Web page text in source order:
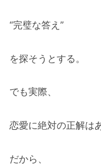
“完璧な答え”
を探そうとする。
でも実際、
恋愛に絶対の正解は
だから、